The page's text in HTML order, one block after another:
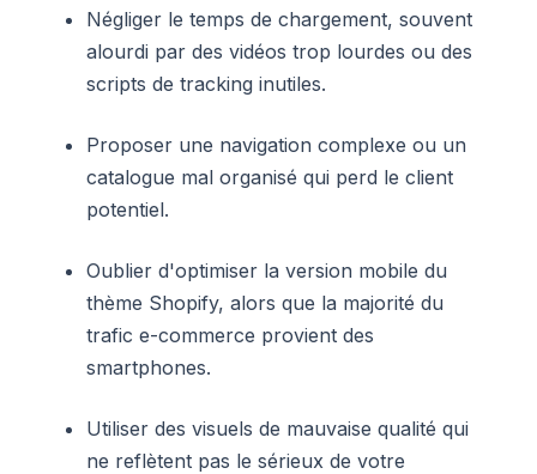
Négliger le temps de chargement, souvent
alourdi par des vidéos trop lourdes ou des
scripts de tracking inutiles.
Proposer une navigation complexe ou un
catalogue mal organisé qui perd le client
potentiel.
Oublier d'optimiser la version mobile du
thème Shopify, alors que la majorité du
trafic e-commerce provient des
smartphones.
Utiliser des visuels de mauvaise qualité qui
ne reflètent pas le sérieux de votre